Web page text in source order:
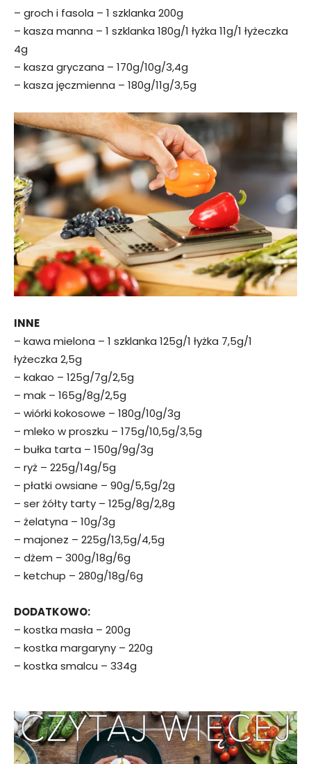
– groch i fasola – 1 szklanka 200g
– kasza manna – 1 szklanka 180g/1 łyżka 11g/1 łyżeczka
4g
– kasza gryczana – 170g/10g/3,4g
– kasza jęczmienna – 180g/11g/3,5g
INNE
– kawa mielona – 1 szklanka 125g/1 łyżka 7,5g/1
łyżeczka 2,5g
– kakao – 125g/7g/2,5g
– mak – 165g/8g/2,5g
– wiórki kokosowe – 180g/10g/3g
– mleko w proszku – 175g/10,5g/3,5g
– bułka tarta – 150g/9g/3g
– ryż – 225g/14g/5g
– płatki owsiane – 90g/5,5g/2g
– ser żółty tarty – 125g/8g/2,8g
– żelatyna – 10g/3g
– majonez – 225g/13,5g/4,5g
– dżem – 300g/18g/6g
– ketchup – 280g/18g/6g
DODATKOWO:
– kostka masła – 200g
– kostka margaryny – 220g
– kostka smalcu – 334g